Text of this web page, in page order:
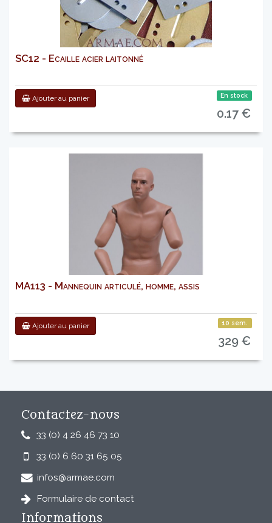
SC12 - Ecaille acier laitonné
Ajouter au panier En stock
0.17 €
MA113 - Mannequin articulé, homme, assis
Ajouter au panier 10 sem.
329 €
Contactez-nous
33 (0) 4 26 46 73 10
33 (0) 6 60 31 65 05
infos@armae.com
Formulaire de contact
Informations